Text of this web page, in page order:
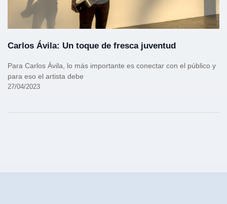
Carlos Ávila: Un toque de fresca juventud
Para Carlos Ávila, lo más importante es conectar con el público y
para eso el artista debe
27/04/2023